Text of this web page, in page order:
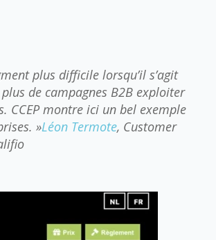
plus difficile lorsqu’il s’agit
de campagnes B2B exploiter
CCEP montre ici un bel exemple
»Léon Termote, Customer